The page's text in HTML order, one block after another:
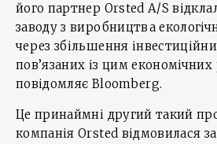
його партнер Orsted A/S
заводу з виробництва
через збільшення
пов’язаних із цим економічних
повідомляє Bloomberg.
Це принаймні другий такий
компанія Orsted відмовилася